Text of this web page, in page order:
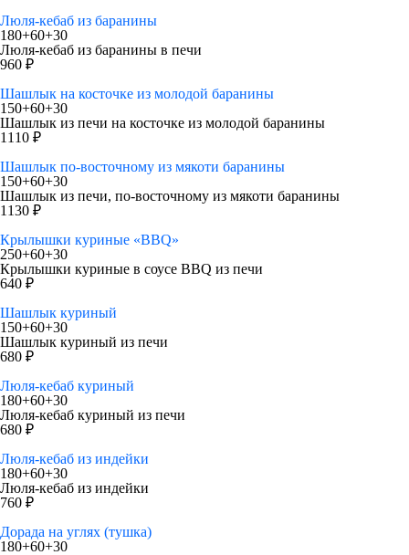
Люля-кебаб из баранины
180+60+30
Люля-кебаб из баранины в печи
960 ₽
Шашлык на косточке из молодой баранины
150+60+30
Шашлык из печи на косточке из молодой баранины
1110 ₽
Шашлык по-восточному из мякоти баранины
150+60+30
Шашлык из печи, по-восточному из мякоти баранины
1130 ₽
Крылышки куриные «BBQ»
250+60+30
Крылышки куриные в соусе BBQ из печи
640 ₽
Шашлык куриный
150+60+30
Шашлык куриный из печи
680 ₽
Люля-кебаб куриный
180+60+30
Люля-кебаб куриный из печи
680 ₽
Люля-кебаб из индейки
180+60+30
Люля-кебаб из индейки
760 ₽
Дорада на углях (тушка)
180+60+30